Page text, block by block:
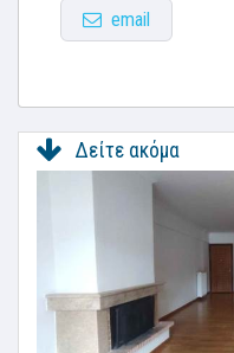
email
Δείτε ακόμα